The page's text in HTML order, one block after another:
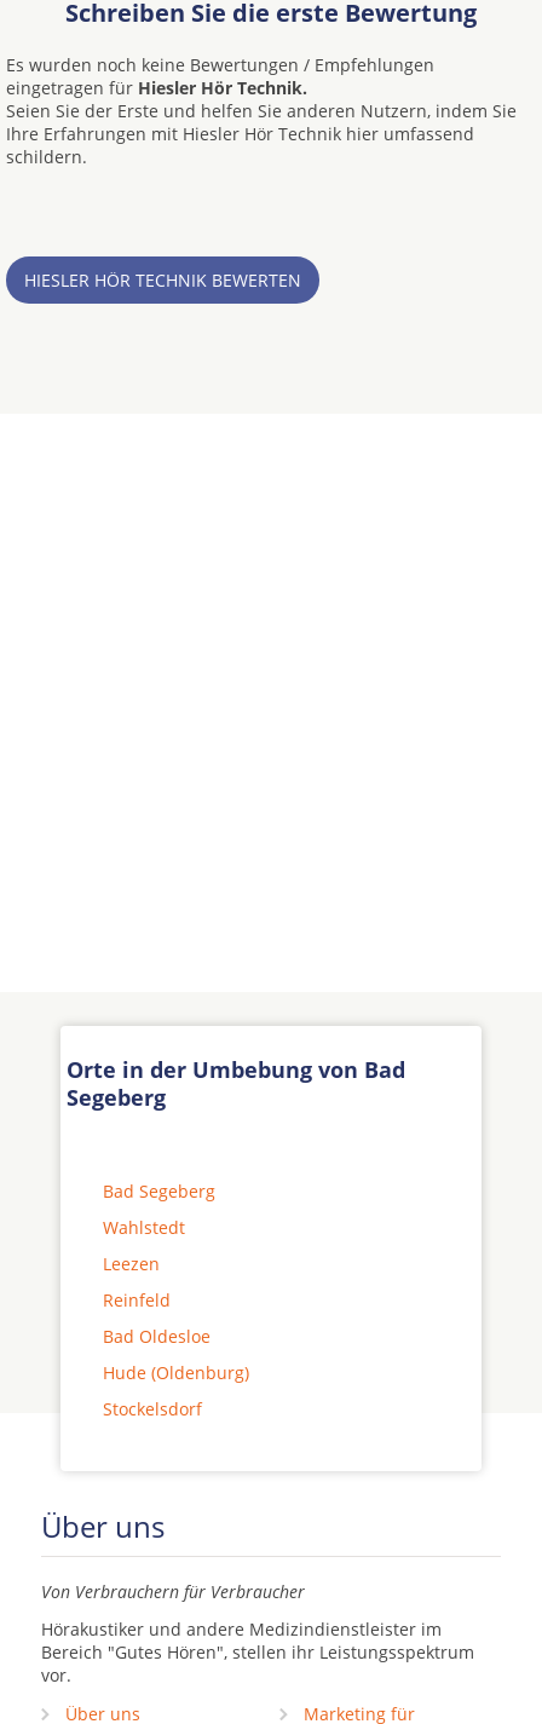
Schreiben Sie die erste Bewertung
Es wurden noch keine Bewertungen / Empfehlungen
eingetragen für Hiesler Hör Technik.
Seien Sie der Erste und helfen Sie anderen Nutzern, indem Sie
Ihre Erfahrungen mit Hiesler Hör Technik hier umfassend
schildern.
HIESLER HÖR TECHNIK BEWERTEN
Orte in der Umbebung von Bad
Segeberg
Bad Segeberg
Wahlstedt
Leezen
Reinfeld
Bad Oldesloe
Hude (Oldenburg)
Stockelsdorf
Über uns
Von Verbrauchern für Verbraucher
Hörakustiker und andere Medizindienstleister im
Bereich "Gutes Hören", stellen ihr Leistungsspektrum
vor.
Über uns
Marketing für